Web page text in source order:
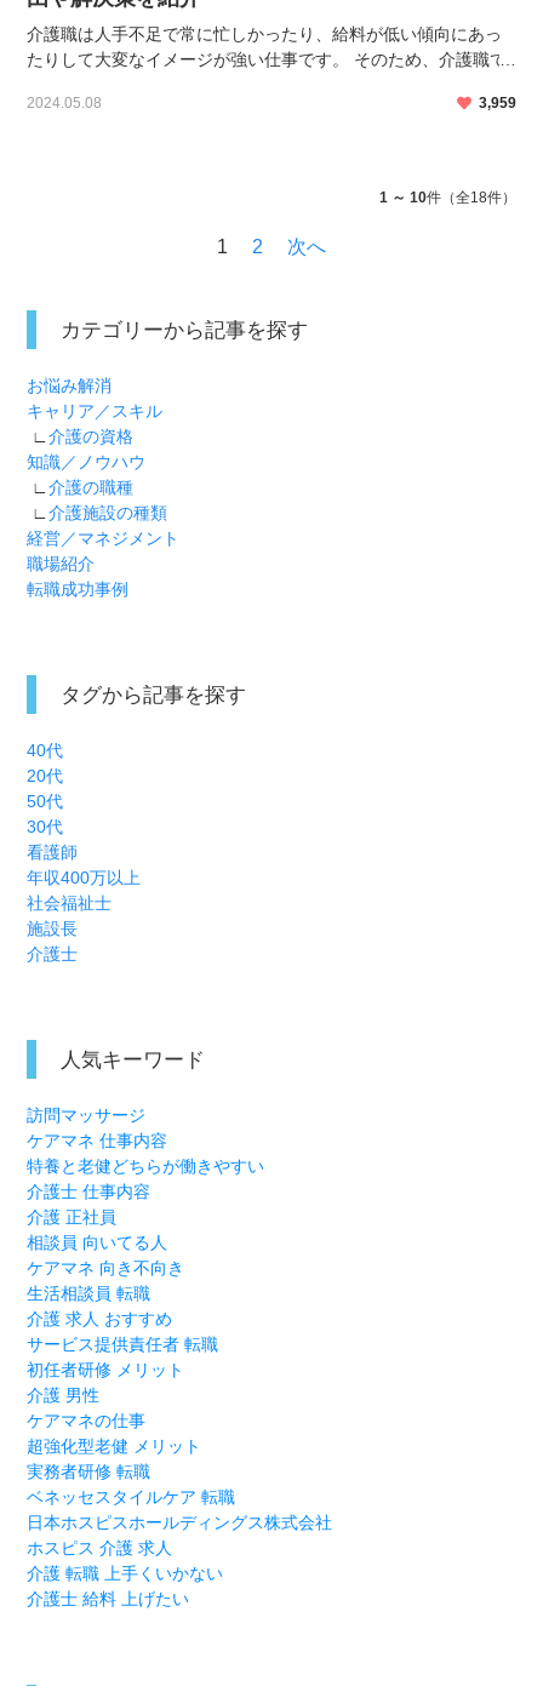
介護職は人手不足で常に忙しかったり、給料が低い傾向にあっ
たりして大変なイメージが強い仕事です。 そのため、介護職で
ません。 続けたいのに仕事が大変で将来のことを考え […]
2024.05.08 3,959
1 ～ 10件（全18件）
1 2 次へ
カテゴリーから記事を探す
お悩み解消
キャリア／スキル
∟介護の資格
知識／ノウハウ
∟介護の職種
∟介護施設の種類
経営／マネジメント
職場紹介
転職成功事例
タグから記事を探す
40代
20代
50代
30代
看護師
年収400万以上
社会福祉士
施設長
介護士
人気キーワード
訪問マッサージ
ケアマネ 仕事内容
特養と老健どちらが働きやすい
介護士 仕事内容
介護 正社員
相談員 向いてる人
ケアマネ 向き不向き
生活相談員 転職
介護 求人 おすすめ
サービス提供責任者 転職
初任者研修 メリット
介護 男性
ケアマネの仕事
超強化型老健 メリット
実務者研修 転職
ベネッセスタイルケア 転職
日本ホスピスホールディングス株式会社
ホスピス 介護 求人
介護 転職 上手くいかない
介護士 給料 上げたい